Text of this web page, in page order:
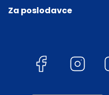
Za poslodavce